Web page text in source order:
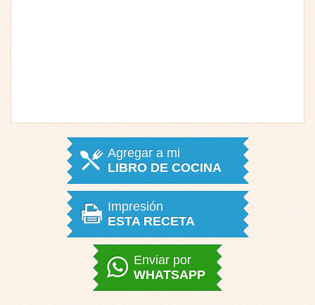
Agregar a mi
LIBRO DE COCINA
Impresión
ESTA RECETA
Enviar por
WHATSAPP